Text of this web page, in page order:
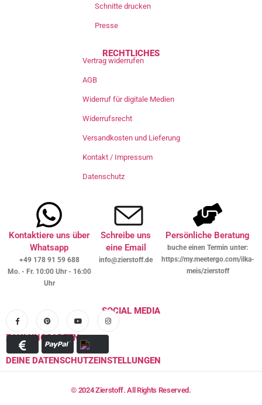
Schnitte drucken
Presse
RECHTLICHES
Vertrag widerrufen
AGB
Widerruf für digitale Medien
Widerrufsrecht
Versandkosten und Lieferung
Kontakt / Impressum
Datenschutz
Kontaktiere uns über
Whatsapp
+49 178 91 59 688
Mo. - Fr. 10:00 Uhr - 16:00
Uhr
Schreibe uns
eine Email
info@zierstoff.de
Persönliche Beratung
buche einen Termin unter:
https://my.meetergo.com/ilka-
meis/zierstoff
SOCIAL MEDIA
ZAHLUNGSARTEN
DEINE DATENSCHUTZEINSTELLUNGEN
© 2024 Zierstoff. All Rights Reserved.